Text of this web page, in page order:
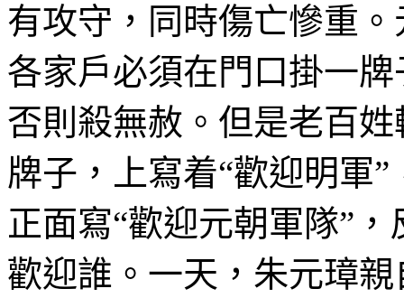
有攻守，同時傷亡慘重
各家戶必須在門口掛一
否則殺無赦。但是老百
牌子，上寫着“歡迎明軍
正面寫“歡迎元朝軍隊”
歡迎誰。一天，朱元璋